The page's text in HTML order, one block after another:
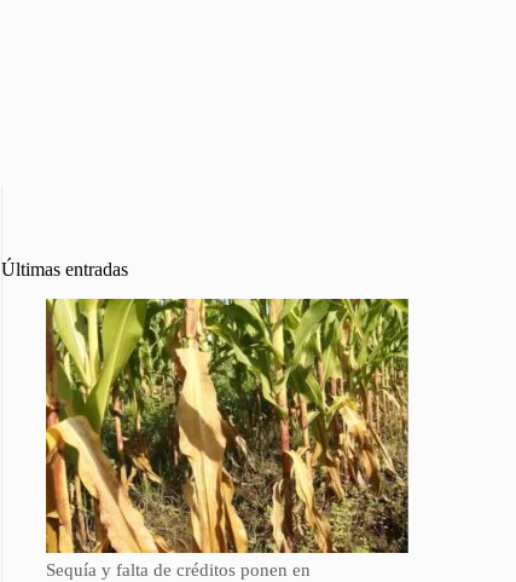
Últimas entradas
Sequía y falta de créditos ponen en